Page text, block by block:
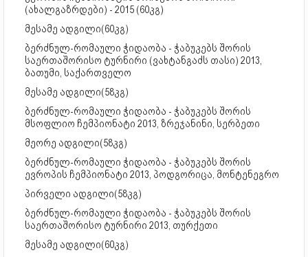
(ახალგაზრდები) - 2015 (60კგ)
მესამე ადგილი(60კგ)
ბერძნულ-რომაული ჭიდაობა - ჭაბუკებს შორის
საერთაშორისო ტურნირი (ვახტანგაძს თასი) 2013,
ბათუმი, საქართველო
მესამე ადგილი(58კგ)
ბერძნულ-რომაული ჭიდაობა - ჭაბუკებს შორის
მსოფლიო ჩემპიონატი 2013, ზრეჯანინი, სერბეთი
მეორე ადგილი(58კგ)
ბერძნულ-რომაული ჭიდაობა - ჭაბუკებს შორის
ევროპის ჩემპიონატი 2013, პოდგორიცა, მონტენეგრო
პირველი ადგილი(58კგ)
ბერძნულ-რომაული ჭიდაობა - ჭაბუკებს შორის
საერთაშორისო ტურნირი 2013, თურქეთი
მესამე ადგილი(60კგ)